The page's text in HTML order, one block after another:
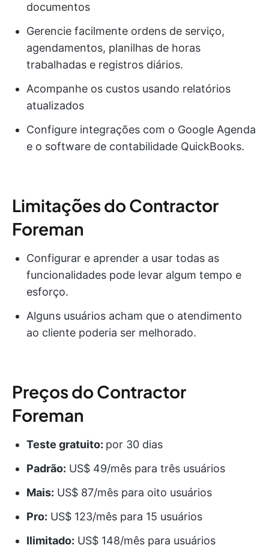
documentos
Gerencie facilmente ordens de serviço,
agendamentos, planilhas de horas
trabalhadas e registros diários.
Acompanhe os custos usando relatórios
atualizados
Configure integrações com o Google Agenda
e o software de contabilidade QuickBooks.
Limitações do Contractor
Foreman
Configurar e aprender a usar todas as
funcionalidades pode levar algum tempo e
esforço.
Alguns usuários acham que o atendimento
ao cliente poderia ser melhorado.
Preços do Contractor
Foreman
Teste gratuito: por 30 dias
Padrão: US$ 49/mês para três usuários
Mais: US$ 87/mês para oito usuários
Pro: US$ 123/mês para 15 usuários
Ilimitado: US$ 148/mês para usuários